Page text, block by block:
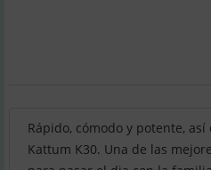
Rápido, cómodo y potente, así
Kattum K30. Una de las